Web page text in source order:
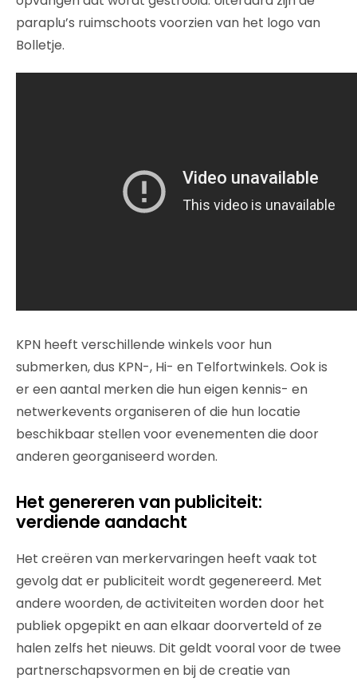
paraplu’s ruimschoots voorzien van het logo van
Bolletje.
KPN heeft verschillende winkels voor hun
submerken, dus KPN-, Hi- en Telfortwinkels. Ook is
er een aantal merken die hun eigen kennis- en
netwerkevents organiseren of die hun locatie
beschikbaar stellen voor evenementen die door
anderen georganiseerd worden.
Het genereren van publiciteit:
verdiende aandacht
Het creëren van merkervaringen heeft vaak tot
gevolg dat er publiciteit wordt gegenereerd. Met
andere woorden, de activiteiten worden door het
publiek opgepikt en aan elkaar doorverteld of ze
halen zelfs het nieuws. Dit geldt vooral voor de twee
partnerschapsvormen en bij de creatie van